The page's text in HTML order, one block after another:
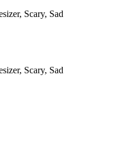
Scary, Sad
Scary, Sad